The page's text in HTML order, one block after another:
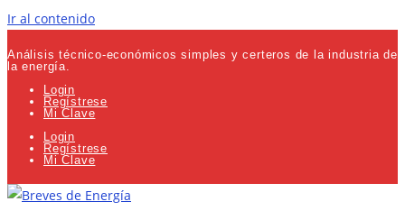
Ir al contenido
Análisis técnico-económicos simples y certeros de la industria de
la energía.
Login
Regístrese
Mi Clave
Login
Regístrese
Mi Clave